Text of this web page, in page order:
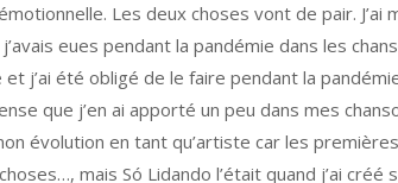
Les deux choses vont de pair. J’ai
eues pendant la pandémie dans les
j’ai été obligé de le faire pendant la
que j’en ai apporté un peu dans mes
évolution en tant qu’artiste car les
mais Só Lidando l’était quand j’ai